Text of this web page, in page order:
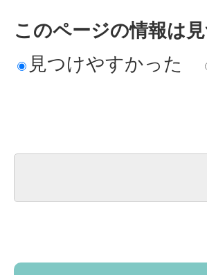
このページの情報は
見つけやすかった